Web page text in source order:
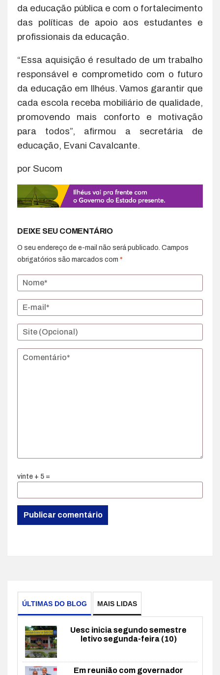
da educação pública e com o fortalecimento
das políticas de apoio aos estudantes e
profissionais da educação.
“Essa aquisição é resultado de um trabalho
responsável e comprometido com o futuro
da educação em Ilhéus. Vamos garantir que
cada escola receba mobiliário de qualidade,
promovendo mais conforto e motivação
para todos”, afirmou a secretária de
educação, Evani Cavalcante.
por Sucom
DEIXE SEU COMENTÁRIO
O seu endereço de e-mail não será publicado. Campos
obrigatórios são marcados com *
vinte + 5 =
ÚLTIMAS DO BLOG MAIS LIDAS
Uesc inicia segundo semestre
letivo segunda-feira (10)
Em reunião com governador